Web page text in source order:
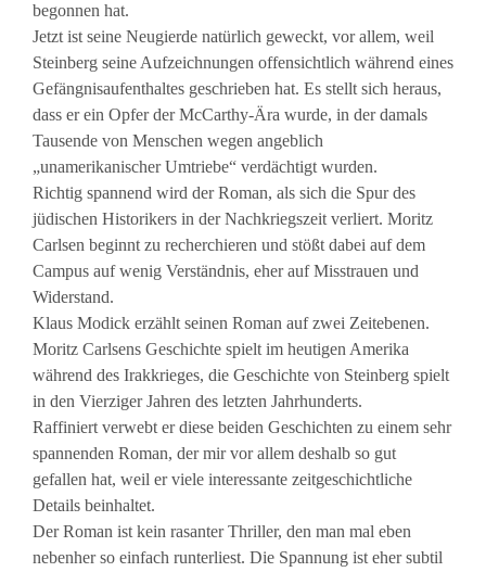
begonnen hat.
Jetzt ist seine Neugierde natürlich geweckt, vor allem, weil
Steinberg seine Aufzeichnungen offensichtlich während eines
Gefängnisaufenthaltes geschrieben hat. Es stellt sich heraus,
dass er ein Opfer der McCarthy-Ära wurde, in der damals
Tausende von Menschen wegen angeblich
„unamerikanischer Umtriebe“ verdächtigt wurden.
Richtig spannend wird der Roman, als sich die Spur des
jüdischen Historikers in der Nachkriegszeit verliert. Moritz
Carlsen beginnt zu recherchieren und stößt dabei auf dem
Campus auf wenig Verständnis, eher auf Misstrauen und
Widerstand.
Klaus Modick erzählt seinen Roman auf zwei Zeitebenen.
Moritz Carlsens Geschichte spielt im heutigen Amerika
während des Irakkrieges, die Geschichte von Steinberg spielt
in den Vierziger Jahren des letzten Jahrhunderts.
Raffiniert verwebt er diese beiden Geschichten zu einem sehr
spannenden Roman, der mir vor allem deshalb so gut
gefallen hat, weil er viele interessante zeitgeschichtliche
Details beinhaltet.
Der Roman ist kein rasanter Thriller, den man mal eben
nebenher so einfach runterliest. Die Spannung ist eher subtil